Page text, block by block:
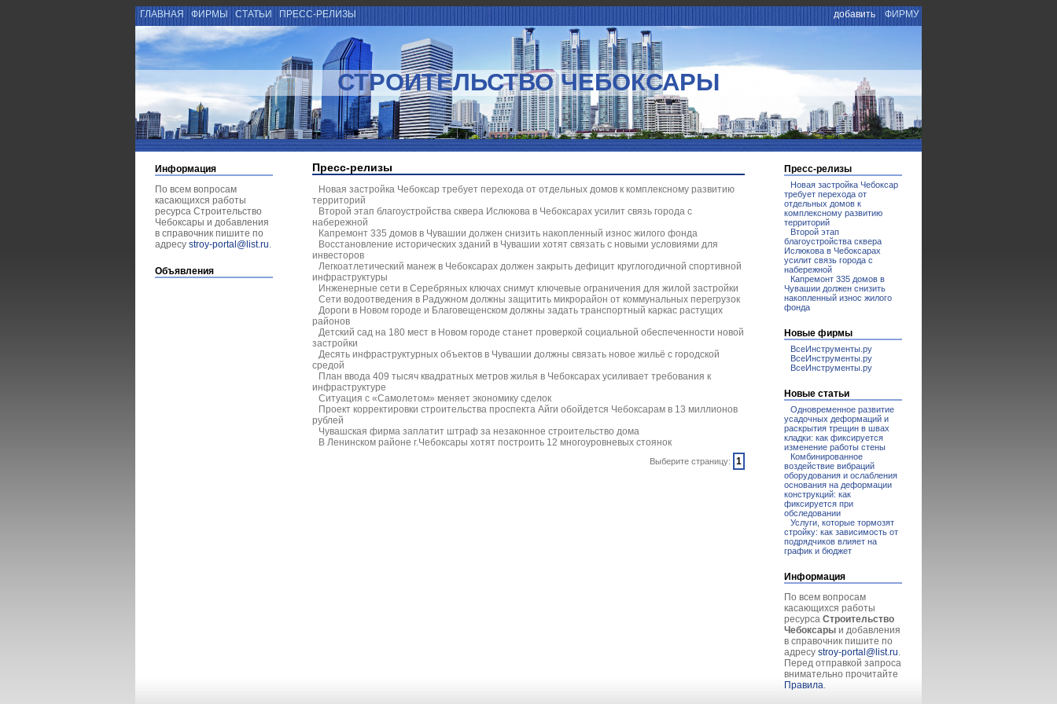
ГЛАВНАЯ ФИРМЫ СТАТЬИ ПРЕСС-РЕЛИЗЫ добавить ФИРМУ
СТРОИТЕЛЬСТВО ЧЕБОКСАРЫ
Информация
По всем вопросам
касающихся работы
ресурса Строительство
Чебоксары и добавления
в справочник пишите по
адресу stroy-portal@list.ru.
Объявления
Пресс-релизы
Новая застройка Чебоксар требует перехода от отдельных домов к комплексному развитию
территорий
Второй этап благоустройства сквера Ислюкова в Чебоксарах усилит связь города с
набережной
Капремонт 335 домов в Чувашии должен снизить накопленный износ жилого фонда
Восстановление исторических зданий в Чувашии хотят связать с новыми условиями для
инвесторов
Легкоатлетический манеж в Чебоксарах должен закрыть дефицит круглогодичной спортивной
инфраструктуры
Инженерные сети в Серебряных ключах снимут ключевые ограничения для жилой застройки
Сети водоотведения в Радужном должны защитить микрорайон от коммунальных перегрузок
Дороги в Новом городе и Благовещенском должны задать транспортный каркас растущих
районов
Детский сад на 180 мест в Новом городе станет проверкой социальной обеспеченности новой
застройки
Десять инфраструктурных объектов в Чувашии должны связать новое жильё с городской
средой
План ввода 409 тысяч квадратных метров жилья в Чебоксарах усиливает требования к
инфраструктуре
Ситуация с «Самолетом» меняет экономику сделок
Проект корректировки строительства проспекта Айги обойдется Чебоксарам в 13 миллионов
рублей
Чувашская фирма заплатит штраф за незаконное строительство дома
В Ленинском районе г.Чебоксары хотят построить 12 многоуровневых стоянок
Выберите страницу: 1
Пресс-релизы
Новая застройка Чебоксар
требует перехода от
отдельных домов к
комплексному развитию
территорий
Второй этап
благоустройства сквера
Ислюкова в Чебоксарах
усилит связь города с
набережной
Капремонт 335 домов в
Чувашии должен снизить
накопленный износ жилого
фонда
Новые фирмы
ВсеИнструменты.ру
ВсеИнструменты.ру
ВсеИнструменты.ру
Новые статьи
Одновременное развитие
усадочных деформаций и
раскрытия трещин в швах
кладки: как фиксируется
изменение работы стены
Комбинированное
воздействие вибраций
оборудования и ослабления
основания на деформации
конструкций: как
фиксируется при
обследовании
Услуги, которые тормозят
стройку: как зависимость от
подрядчиков влияет на
график и бюджет
Информация
По всем вопросам
касающихся работы
ресурса Строительство
Чебоксары и добавления
в справочник пишите по
адресу stroy-portal@list.ru.
Перед отправкой запроса
внимательно прочитайте
Правила.